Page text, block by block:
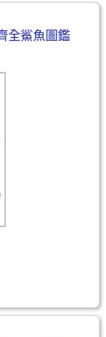
全鯊魚圖鑑